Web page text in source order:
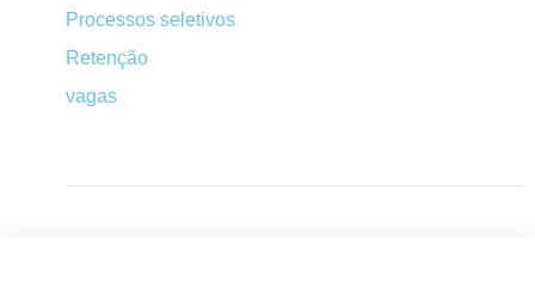
Processos seletivos
Retenção
vagas